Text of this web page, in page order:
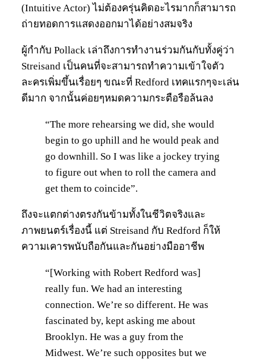
(Intuitive Actor) ไม่ต้องครุ่นคิดอะไรมากก็สามารถ
ถ่ายทอดการแสดงออกมาได้อย่างสมจริง
ผู้กำกับ Pollack เล่าถึงการทำงานร่วมกันกับทั้งคู่ว่า
Streisand เป็นคนที่จะสามารถทำความเข้าใจตัว
ละครเพิ่มขึ้นเรื่อยๆ ขณะที่ Redford เทคแรกๆจะเล่น
ดีมาก จากนั้นค่อยๆหมดความกระตือรือล้นลง
“The more rehearsing we did, she would
begin to go uphill and he would peak and
go downhill. So I was like a jockey trying
to figure out when to roll the camera and
get them to coincide”.
ถึงจะแตกต่างตรงกันข้ามทั้งในชีวิตจริงและ
ภาพยนตร์เรื่องนี้ แต่ Streisand กับ Redford ก็ให้
ความเคารพนับถือกันและกันอย่างมืออาชีพ
“[Working with Robert Redford was]
really fun. We had an interesting
connection. We’re so different. He was
fascinated by, kept asking me about
Brooklyn. He was a guy from the
Midwest. We’re such opposites but we